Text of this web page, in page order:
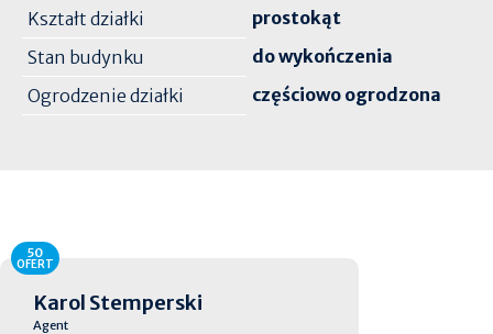
Kształt działki
prostokąt
Stan budynku
do wykończenia
Ogrodzenie działki
częściowo ogrodzona
Karol Stemperski
Agent
50
OFERT